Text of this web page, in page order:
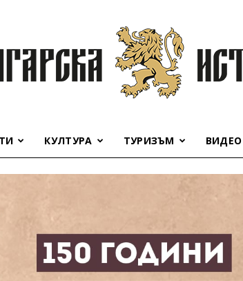
история
КУЛТУРА ТУРИЗЪМ ВИДЕО